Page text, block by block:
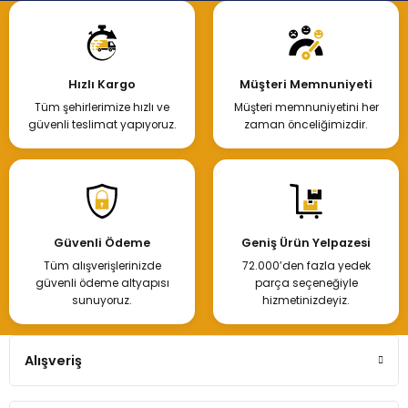
Hızlı Kargo
Tüm şehirlerimize hızlı ve
güvenli teslimat yapıyoruz.
Müşteri Memnuniyeti
Müşteri memnuniyetini her
zaman önceliğimizdir.
Güvenli Ödeme
Tüm alışverişlerinizde
güvenli ödeme altyapısı
sunuyoruz.
Geniş Ürün Yelpazesi
72.000’den fazla yedek
parça seçeneğiyle
hizmetinizdeyiz.
Alışveriş